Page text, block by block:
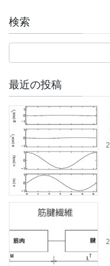
検索
最近の投稿